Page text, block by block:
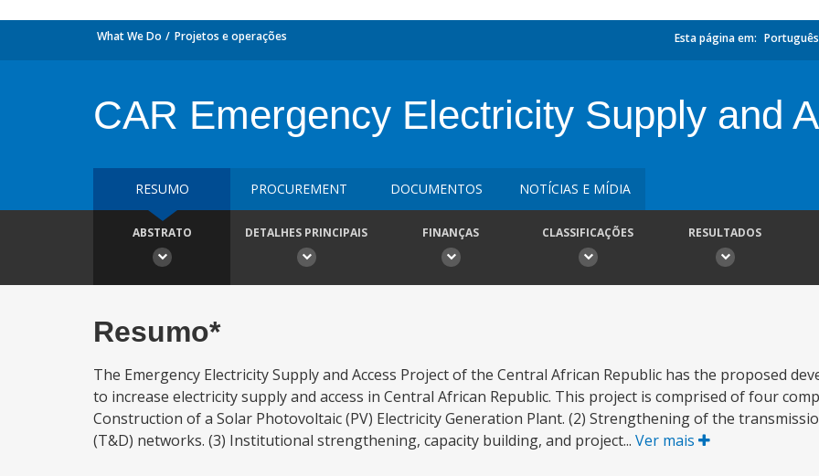
What We Do Projetos e operações Esta página em: Português
CAR Emergency Electricity Supply and
RESUMO PROCUREMENT DOCUMENTOS NOTÍCIAS E MÍDIA
ABSTRATO DETALHES PRINCIPAIS FINANÇAS CLASSIFICAÇÕES RESULTADOS
Resumo*
The Emergency Electricity Supply and Access Project of the Central African Republic has the proposed
to increase electricity supply and access in Central African Republic. This project is comprised of four
Construction of a Solar Photovoltaic (PV) Electricity Generation Plant. (2) Strengthening of the
(T&D) networks. (3) Institutional strengthening, capacity building, and project... Ver mais